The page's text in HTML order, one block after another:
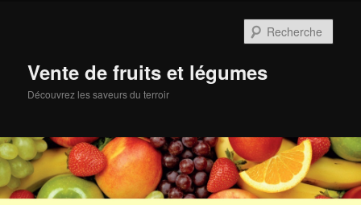
Vente de fruits et légumes
Découvrez les saveurs du terroir